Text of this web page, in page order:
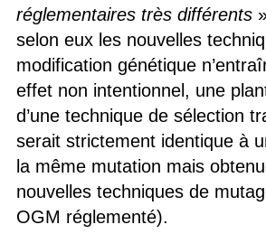
réglementaires très différents
selon eux les nouvelles
modification génétique
effet non intentionnel, une
d’une technique de sélection
serait strictement identique à
la même mutation mais
nouvelles techniques de
OGM réglementé).